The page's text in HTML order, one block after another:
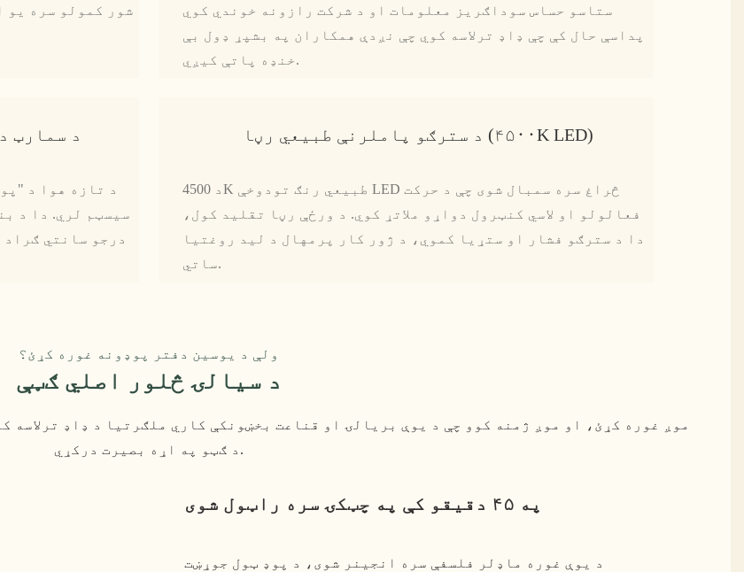
ستاسو حساس سوداګریز معلومات او د شرکت رازونه خوندي کوي
پداسې حال کې چې ډاډ ترلاسه کوي چې نږدې همکاران په بشپړ ډول بې
خنډه پاتې کیږي.
د سمارټ
د تازه هوا د
درجو سانتي
د سترګو پاملرنې طبیعي رڼا (۴۵۰۰K LED)
د 4500K طبیعي رنګ تودوخې LED څراغ سره سمبال شوی چې د حرکت
فعالولو او لاسي کنټرول دواړو ملاتړ کوي. د ورځې رڼا تقلید کول،
دا د سترګو فشار او ستړیا کموي، د ژور کار پرمهال د لید روغتیا
ساتي.
ولې د یوسین دفتر پوډونه غوره کړئ؟
د سیالۍ څلور اصلي ګټې
د ګټو په اړه بصیرت درکړي.
په ۴۵ دقیقو کې په چټکۍ سره راټول شوی
د یوې غوره ماډلر فلسفې سره انجینر شوی، د پوډ ټول جوړښت